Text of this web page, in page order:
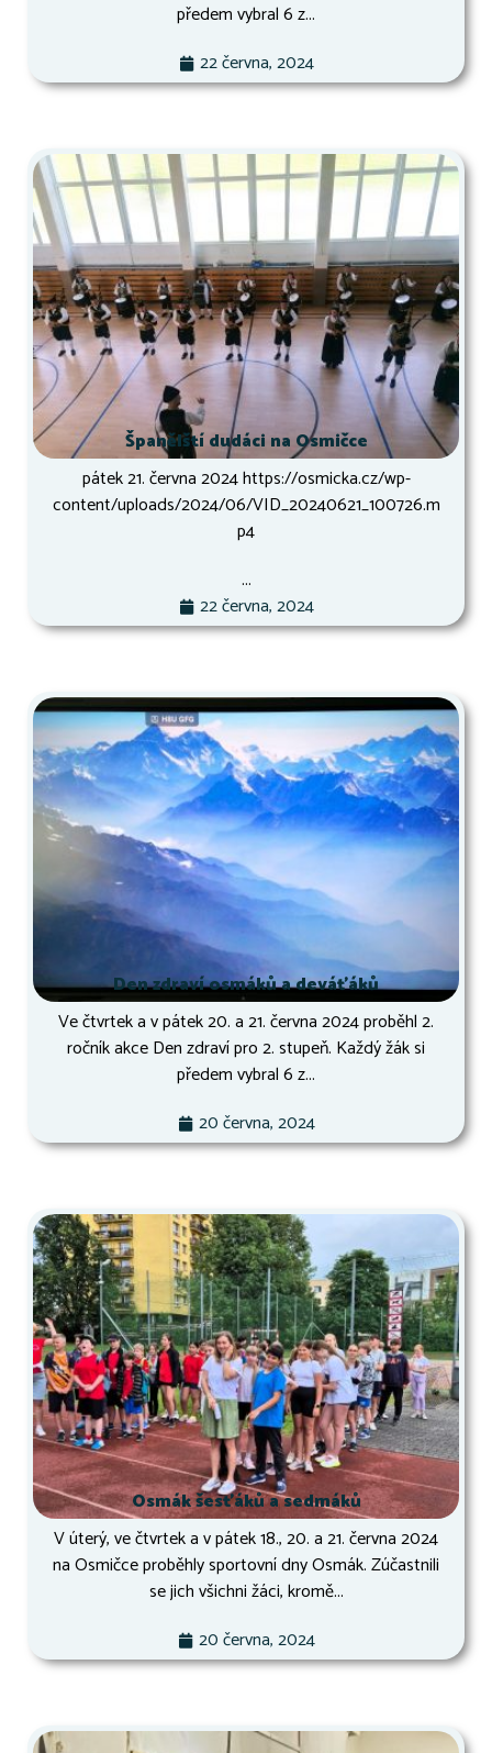
předem vybral 6 z...
22 června, 2024
Španělští dudáci na Osmičce
pátek 21. června 2024 https://osmicka.cz/wp-
content/uploads/2024/06/VID_20240621_100726.m
p4
...
22 června, 2024
Den zdraví osmáků a deváťáků
Ve čtvrtek a v pátek 20. a 21. června 2024 proběhl 2.
ročník akce Den zdraví pro 2. stupeň. Každý žák si
předem vybral 6 z...
20 června, 2024
Osmák šesťáků a sedmáků
V úterý, ve čtvrtek a v pátek 18., 20. a 21. června 2024
na Osmičce proběhly sportovní dny Osmák. Zúčastnili
se jich všichni žáci, kromě...
20 června, 2024